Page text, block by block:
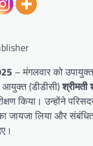
– मंगलवार को
(डीडीसी)श्रीमती
किया। उन्होंने
जायजा लिया और